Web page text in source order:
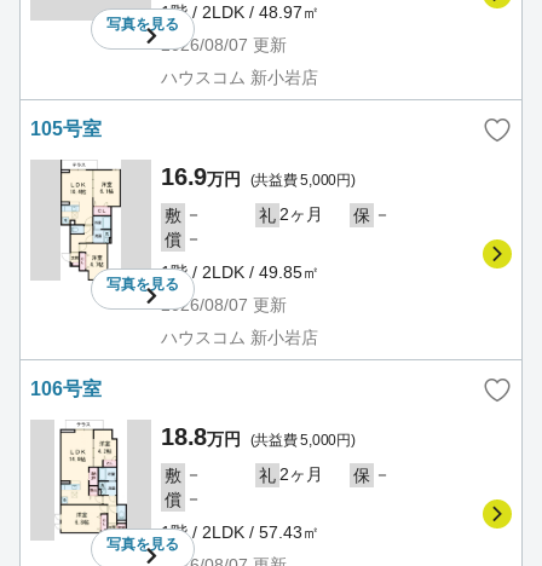
写真を見る
1階 / 2LDK / 48.97㎡
2026/08/07 更新
ハウスコム 新小岩店
105号室
写真を見る
16.9万円 (共益費 5,000円)
敷 － 礼 2ヶ月 保 －
償 －
1階 / 2LDK / 49.85㎡
2026/08/07 更新
ハウスコム 新小岩店
106号室
写真を見る
18.8万円 (共益費 5,000円)
敷 － 礼 2ヶ月 保 －
償 －
1階 / 2LDK / 57.43㎡